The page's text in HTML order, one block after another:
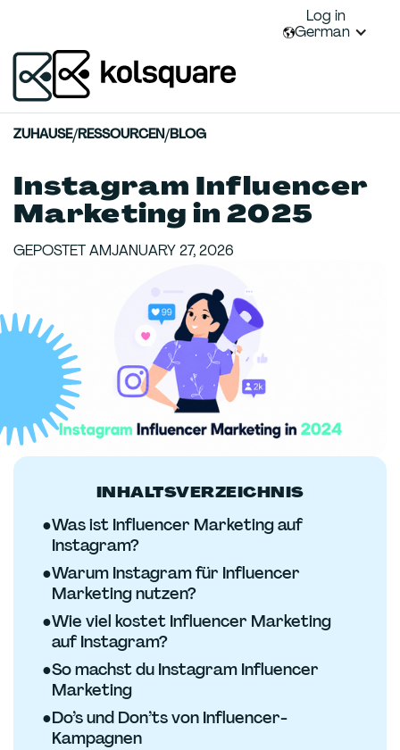
Log in
German
ZUHAUSE/RESSOURCEN/BLOG
Instagram Influencer
Marketing in 2025
GEPOSTET AMJANUARY 27, 2026
INHALTSVERZEICHNIS
●Was ist Influencer Marketing auf
Instagram?
●Warum Instagram für Influencer
Marketing nutzen?
●Wie viel kostet Influencer Marketing
auf Instagram?
●So machst du Instagram Influencer
Marketing
●Do’s und Don’ts von Influencer-
Kampagnen